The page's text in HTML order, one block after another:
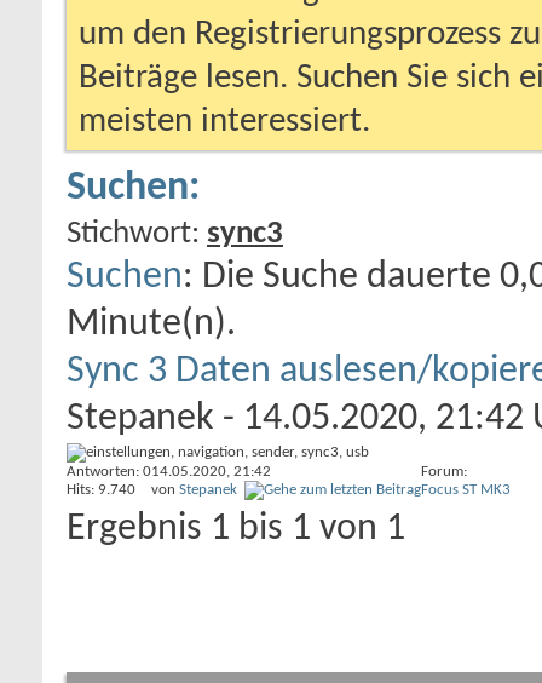
um den Registrierungsprozess
Beiträge lesen. Suchen Sie sich
meisten interessiert.
Suchen:
Stichwort: sync3
Suchen: Die Suche dauerte
Minute(n).
Sync 3 Daten auslesen/
Stepanek - 14.05.2020, 21:42
Antworten: 0
Hits: 9.740
14.05.2020, 21:42
von Stepanek
Forum:
Focus ST MK3
Ergebnis 1 bis 1 von 1